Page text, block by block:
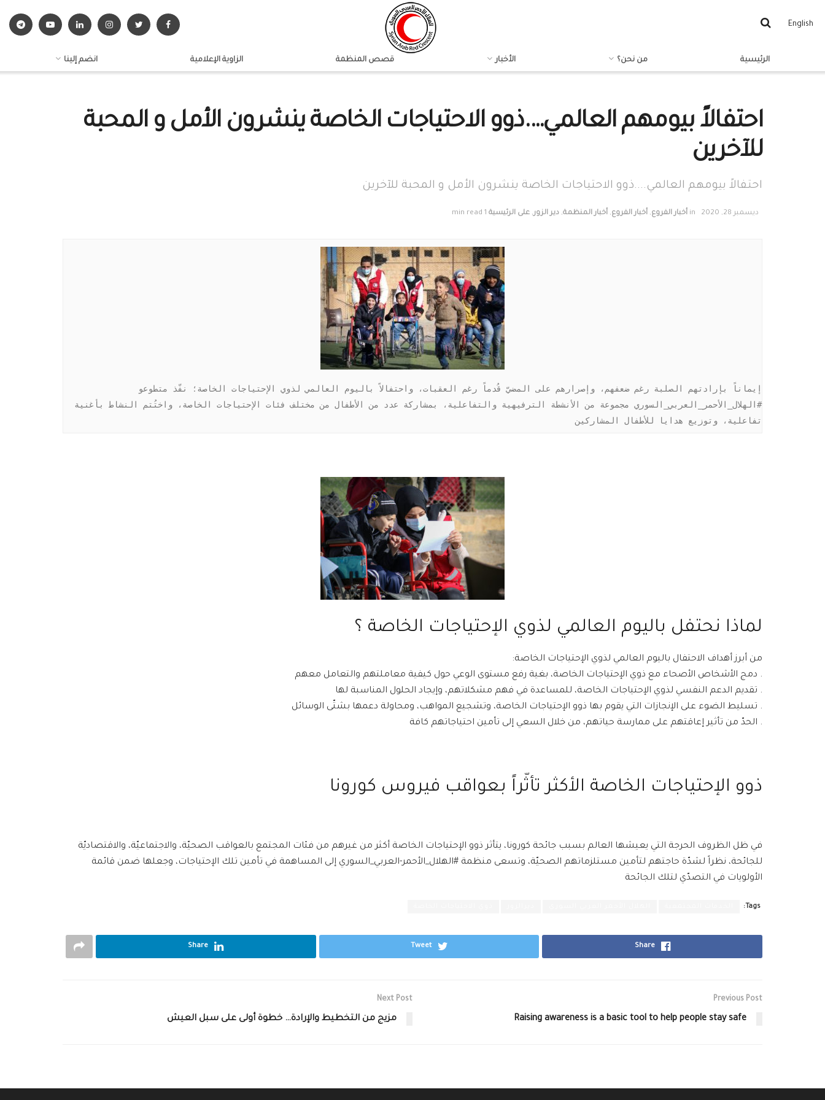
English
الرئيسية من نحن؟ الأخبار قصص المنظمة الزاوية الإعلامية انضم إلينا
احتفالاً بيومهم العالمي….ذوو الاحتياجات الخاصة ينشرون الأمل و المحبة
للآخرين
احتفالاً بيومهم العالمي....ذوو الاحتياجات الخاصة ينشرون الأمل و المحبة للآخرين
ديسمبر 28, 2020 in أخبار الفروع, أخبار الفروع, أخبار المنظمة, دير الزور, على الرئيسية 1 min read
تفاعلية، وتوزيع هدايا للأطفال المشاركين
لماذا نحتفل باليوم العالمي لذوي الإحتياجات الخاصة ؟
من أبرز أهداف الاحتفال باليوم العالمي لذوي الإحتياجات الخاصة:
. دمج الأشخاص الأصحاء مع ذوي الإحتياجات الخاصة، بغية رفع مستوى الوعي حول كيفية معاملتهم والتعامل معهم
. تقديم الدعم النفسي لذوي الإحتياجات الخاصة، للمساعدة في فهم مشكلاتهم، وإيجاد الحلول المناسبة لها
. تسليط الضوء على الإنجازات التي يقوم بها ذوو الإحتياجات الخاصة، وتشجيع المواهب، ومحاولة دعمها بشتّى الوسائل
. الحدّ من تأثير إعاقتهم على ممارسة حياتهم، من خلال السعي إلى تأمين احتياجاتهم كافة
ذوو الإحتياجات الخاصة الأكثر تأثّراً بعواقب فيروس كورونا
في ظل الظروف الحرجة التي يعيشها العالم بسبب جائحة كورونا، يتأثر ذوو الإحتياجات الخاصة أكثر من غيرهم من فئات المجتمع بالعواقب الصحيّة، والاجتماعيّة، والاقتصاديّة
للجائحة، نظراً لشدّة حاجتهم لتأمين مستلزماتهم الصحيّة، وتسعى منظمة #الهلال_الأحمر-العربي_السوري إلى المساهمة في تأمين تلك الإحتياجات، وجعلها ضمن قائمة
الأولويات في التصدّي لتلك الجائحة
Tags:
Share
Tweet
Share
Previous Post
Raising awareness is a basic tool to help people stay safe
Next Post
مزيج من التخطيط والإرادة… خطوة أولى على سبل العيش